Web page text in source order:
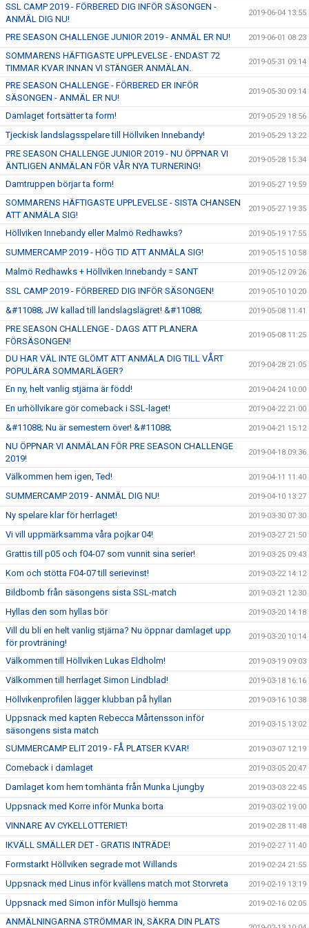
SSL CAMP 2019 - FÖRBERED DIG INFÖR SÄSONGEN -
ANMÄL DIG NU!
2019-06-04 13:55
PRE SEASON CHALLENGE JUNIOR 2019 - ANMÄL ER NU! 2019-06-01 08:23
SOMMARENS HÄFTIGASTE UPPLEVELSE - ENDAST 72
TIMMAR KVAR INNAN VI STÄNGER ANMÄLAN.
2019-05-31 09:14
PRE SEASON CHALLENGE - FÖRBERED ER INFÖR
SÄSONGEN - ANMÄL ER NU!
2019-05-30 09:14
Damlaget fortsätter ta form! 2019-05-29 18:56
Tjeckisk landslagsspelare till Höllviken Innebandy! 2019-05-29 13:22
PRE SEASON CHALLENGE JUNIOR 2019 - NU ÖPPNAR VI
ÄNTLIGEN ANMÄLAN FÖR VÅR NYA TURNERING!
2019-05-28 15:34
Damtruppen börjar ta form! 2019-05-27 19:59
SOMMARENS HÄFTIGASTE UPPLEVELSE - SISTA CHANSEN
ATT ANMÄLA SIG!
2019-05-27 19:35
Höllviken Innebandy eller Malmö Redhawks? 2019-05-19 17:55
SUMMERCAMP 2019 - HÖG TID ATT ANMÄLA SIG! 2019-05-15 10:58
Malmö Redhawks + Höllviken Innebandy = SANT 2019-05-12 09:26
SSL CAMP 2019 - FÖRBERED DIG INFÖR SÄSONGEN! 2019-05-10 10:20
&#11088; JW kallad till landslagslägret! &#11088; 2019-05-08 11:41
PRE SEASON CHALLENGE - DAGS ATT PLANERA
FÖRSÄSONGEN!
2019-05-08 11:25
DU HAR VÄL INTE GLÖMT ATT ANMÄLA DIG TILL VÅRT
POPULÄRA SOMMARLÄGER?
2019-04-28 21:05
En ny, helt vanlig stjärna är född! 2019-04-24 10:00
En urhöllvikare gör comeback i SSL-laget! 2019-04-22 21:00
&#11088; Nu är semestern över! &#11088; 2019-04-21 15:12
NU ÖPPNAR VI ANMÄLAN FÖR PRE SEASON CHALLENGE
2019!
2019-04-18 09:36
Välkommen hem igen, Ted! 2019-04-11 11:40
SUMMERCAMP 2019 - ANMÄL DIG NU! 2019-04-10 13:27
Ny spelare klar för herrlaget! 2019-03-30 07:30
Vi vill uppmärksamma våra pojkar 04! 2019-03-27 21:50
Grattis till p05 och f04-07 som vunnit sina serier! 2019-03-25 09:43
Kom och stötta F04-07 till serievinst! 2019-03-22 14:12
Bildbomb från säsongens sista SSL-match 2019-03-21 12:30
Hyllas den som hyllas bör 2019-03-20 14:18
Vill du bli en helt vanlig stjärna? Nu öppnar damlaget upp
för provträning!
2019-03-20 10:14
Välkommen till Höllviken Lukas Eldholm! 2019-03-19 09:03
Välkommen till herrlaget Simon Lindblad! 2019-03-18 16:16
Höllvikenprofilen lägger klubban på hyllan 2019-03-16 10:38
Uppsnack med kapten Rebecca Mårtensson inför
säsongens sista match
2019-03-15 13:02
SUMMERCAMP ELIT 2019 - FÅ PLATSER KVAR! 2019-03-07 12:19
Comeback i damlaget 2019-03-05 20:47
Damlaget kom hem tomhänta från Munka Ljungby 2019-03-03 22:45
Uppsnack med Korre inför Munka borta 2019-03-02 19:00
VINNARE AV CYKELLOTTERIET! 2019-02-28 11:48
IKVÄLL SMÄLLER DET - GRATIS INTRÄDE! 2019-02-27 11:40
Formstarkt Höllviken segrade mot Willands 2019-02-24 21:55
Uppsnack med Linus inför kvällens match mot Storvreta 2019-02-19 13:19
Uppsnack med Simon inför Mullsjö hemma 2019-02-16 02:05
ANMÄLNINGARNA STRÖMMAR IN, SÄKRA DIN PLATS